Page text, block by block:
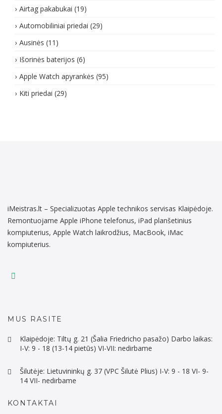
Airtag pakabukai (19)
Automobiliniai priedai (29)
Ausinės (11)
Išorinės baterijos (6)
Apple Watch apyrankės (95)
Kiti priedai (29)
iMeistras.lt – Specializuotas Apple technikos servisas Klaipėdoje.
Remontuojame Apple iPhone telefonus, iPad planšetinius
kompiuterius, Apple Watch laikrodžius, MacBook, iMac
kompiuterius.
MUS RASITE
Klaipėdoje: Tiltų g. 21 (Šalia Friedricho pasažo) Darbo laikas:
I-V: 9 - 18 (13-14 pietūs) VI-VII: nedirbame
Šilutėje: Lietuvininkų g. 37 (VPC Šilutė Plius) I-V: 9 - 18 VI- 9-
14 VII- nedirbame
KONTAKTAI